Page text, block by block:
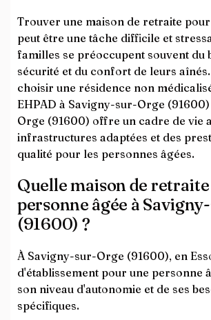
Trouver une maison de retraite
peut être une tâche difficile et
familles se préoccupent souvent du
sécurité et du confort de leurs
choisir une résidence non
EHPAD à Savigny-sur-Orge
Orge (91600) offre un cadre de vie
infrastructures adaptées et des
qualité pour les personnes âgées.
Quelle maison de
personne âgée à
(91600) ?
À Savigny-sur-Orge (91600), en
d'établissement pour une personne
son niveau d'autonomie et de ses
spécifiques.